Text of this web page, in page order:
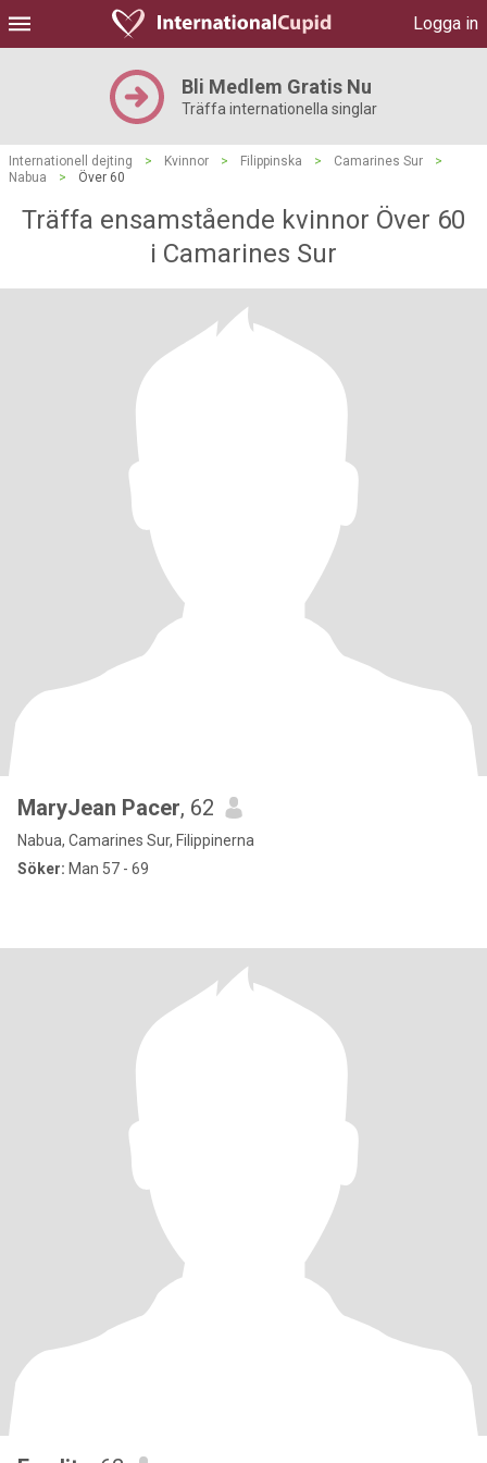
Logga in
Bli Medlem Gratis Nu
Träffa internationella singlar
Internationell dejting > Kvinnor > Filippinska > Camarines Sur
>
Nabua
> Över 60
Träffa ensamstående kvinnor Över 60
i Camarines Sur
MaryJean Pacer, 62
Nabua, Camarines Sur, Filippinerna
Söker: Man 57 - 69